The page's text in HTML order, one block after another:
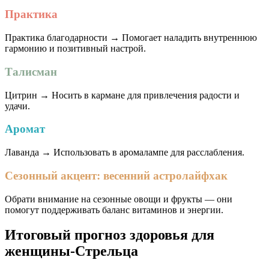
Практика
Практика благодарности → Помогает наладить внутреннюю
гармонию и позитивный настрой.
Талисман
Цитрин → Носить в кармане для привлечения радости и
удачи.
Аромат
Лаванда → Использовать в аромалампе для расслабления.
Сезонный акцент: весенний астролайфхак
Обрати внимание на сезонные овощи и фрукты — они
помогут поддерживать баланс витаминов и энергии.
Итоговый прогноз здоровья для
женщины-Стрельца